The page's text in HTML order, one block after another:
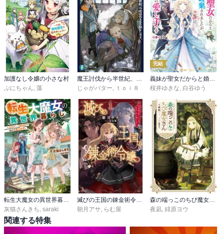
加護なし令嬢の小さな村
ぷにちゃん, 藻
魔王討伐から半世紀、今度は名もなき旅をします。
じゃがバター, ｔｏｉ８
完結
義妹が聖女だからと婚約破棄されましたが、私は妖精の愛し子です
桜井ゆきな, 白谷ゆう
灰猫さんきち saraki
朝月アサ らむ屋
夜凪 緋原ヨウ
関連する特集